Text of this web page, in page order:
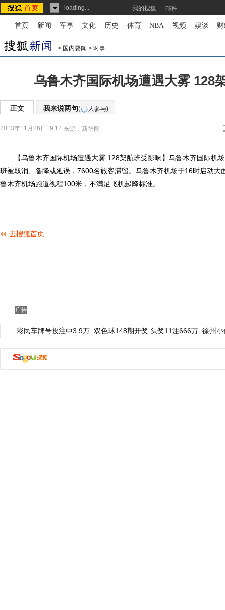
loading... 我的搜狐 邮件
首页 - 新闻 - 军事 - 文化 - 历史 - 体育 - NBA - 视频 - 娱谈 -
> 国内要闻 > 时事
乌鲁木齐国际机场遭遇大雾 128
正文 我来说两句( 人参与)
2013年11月26日19:12 来源： 新华网
【乌鲁木齐国际机场遭遇大雾 128架航班受影响】乌鲁木齐国际机
班被取消、备降或延误，7600名旅客滞留。乌鲁木齐机场于16时启动大
鲁木齐机场跑道视程100米，不满足飞机起降标准。
广告
彩民车牌号投注中3.9万 双色球148期开奖:头奖11注666万 徐州